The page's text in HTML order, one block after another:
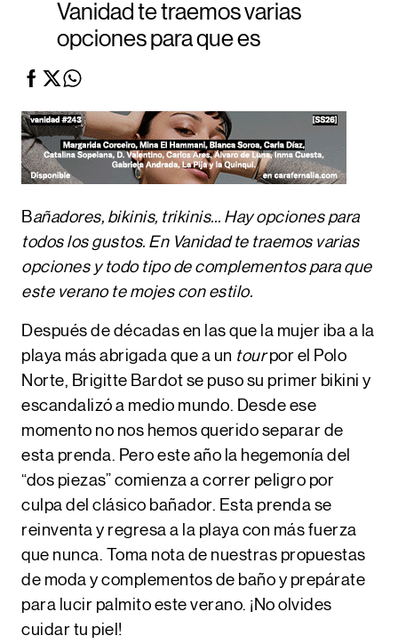
Vanidad te traemos varias
opciones para que es
Bañadores, bikinis, trikinis… Hay opciones para
todos los gustos. En Vanidad te traemos varias
opciones y todo tipo de complementos para que
este verano te mojes con estilo.
Después de décadas en las que la mujer iba a la
playa más abrigada que a un tourpor el Polo
Norte, Brigitte Bardot se puso su primer bikini y
escandalizó a medio mundo. Desde ese
momento no nos hemos querido separar de
esta prenda. Pero este año la hegemonía del
“dos piezas” comienza a correr peligro por
culpa del clásico bañador. Esta prenda se
reinventa y regresa a la playa con más fuerza
que nunca. Toma nota de nuestras propuestas
de moda y complementos de baño y prepárate
para lucir palmito este verano. ¡No olvides
cuidar tu piel!